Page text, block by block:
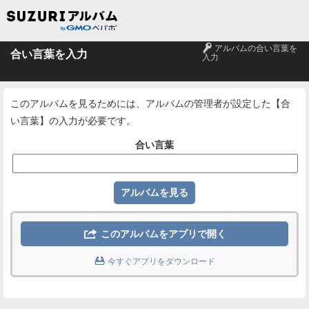
合い言葉を入力 🔑 アルバムの合い言葉を
入力
このアルバムを見るためには、アルバムの管理者が設定した【合
い言葉】の入力が必要です。
合い言葉
 このアルバムをアプリで開く
 今すぐアプリをダウンロード